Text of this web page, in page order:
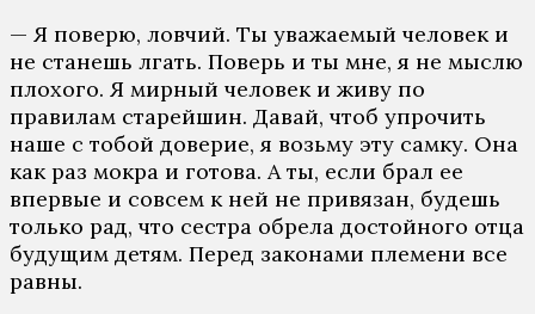
— Я поверю, ловчий. Ты уважаемый человек и
не станешь лгать. Поверь и ты мне, я не мыслю
плохого. Я мирный человек и живу по
правилам старейшин. Давай, чтоб упрочить
наше с тобой доверие, я возьму эту самку. Она
как раз мокра и готова. А ты, если брал ее
впервые и совсем к ней не привязан, будешь
только рад, что сестра обрела достойного отца
будущим детям. Перед законами племени все
равны.